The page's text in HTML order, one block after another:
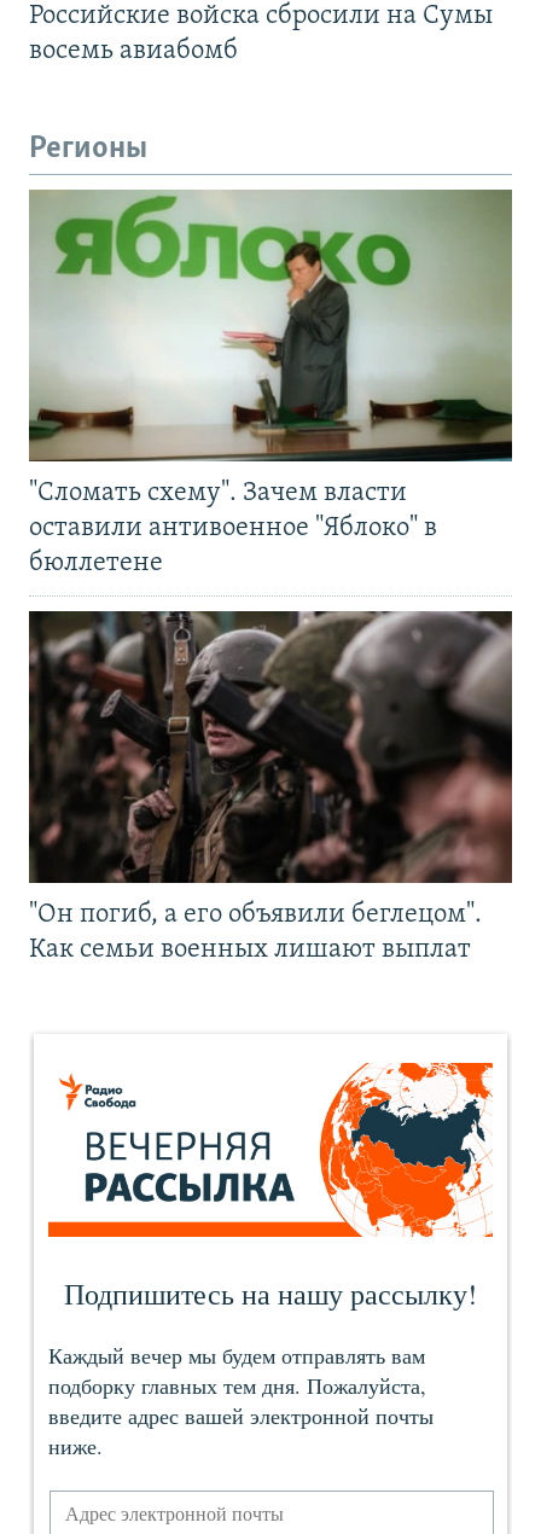
Российские войска сбросили на Сумы
восемь авиабомб
Регионы
"Сломать схему". Зачем власти
оставили антивоенное "Яблоко" в
бюллетене
"Он погиб, а его объявили беглецом".
Как семьи военных лишают выплат